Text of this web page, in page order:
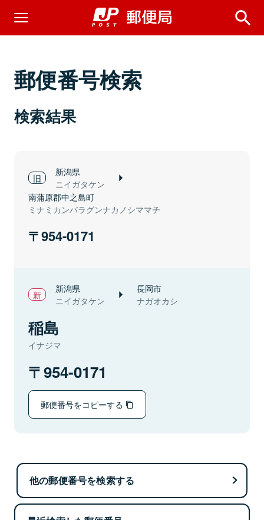
郵便番号検索
検索結果
新潟県
ニイガタケン
南蒲原郡中之島町
ミナミカンバラグンナカノシママチ
954-0171
新潟県
ニイガタケン
長岡市
ナガオカシ
稲島
イナジマ
954-0171
郵便番号をコピーする
他の郵便番号を検索する